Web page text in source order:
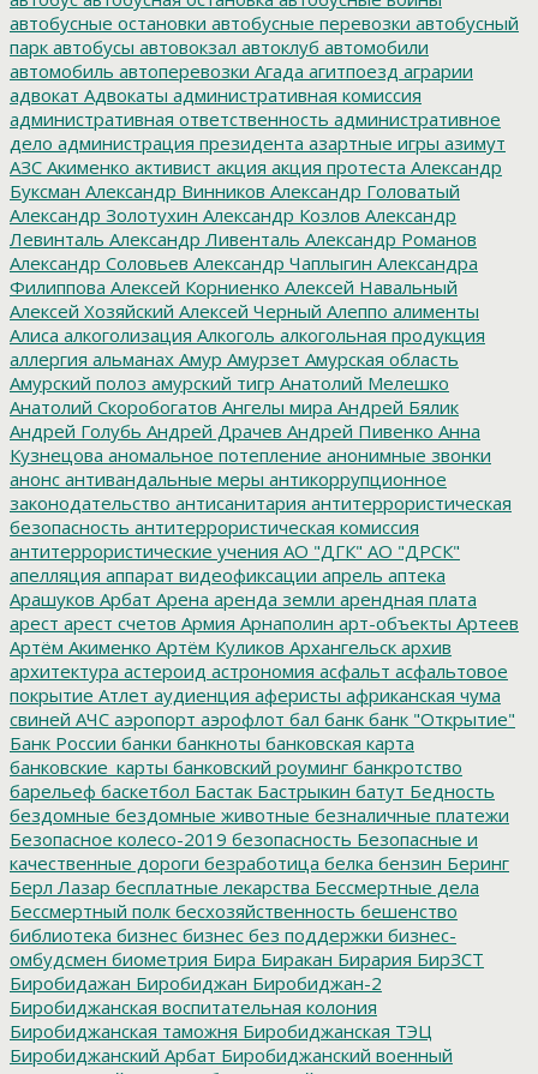
автобусные остановки автобусные перевозки автобусный
парк автобусы автовокзал автоклуб автомобили
автомобиль автоперевозки Агада агитпоезд аграрии
адвокат Адвокаты административная комиссия
административная ответственность административное
дело администрация президента азартные игры азимут
АЗС Акименко активист акция акция протеста Александр
Буксман Александр Винников Александр Головатый
Александр Золотухин Александр Козлов Александр
Левинталь Александр Ливенталь Александр Романов
Александр Соловьев Александр Чаплыгин Александра
Филиппова Алексей Корниенко Алексей Навальный
Алексей Хозяйский Алексей Черный Алеппо алименты
Алиса алкоголизация Алкоголь алкогольная продукция
аллергия альманах Амур Амурзет Амурская область
Амурский полоз амурский тигр Анатолий Мелешко
Анатолий Скоробогатов Ангелы мира Андрей Бялик
Андрей Голубь Андрей Драчев Андрей Пивенко Анна
Кузнецова аномальное потепление анонимные звонки
анонс антивандальные меры антикоррупционное
законодательство антисанитария антитеррористическая
безопасность антитеррористическая комиссия
антитеррористические учения АО "ДГК" АО "ДРСК"
апелляция аппарат видеофиксации апрель аптека
Арашуков Арбат Арена аренда земли арендная плата
арест арест счетов Армия Арнаполин арт-объекты Артеев
Артём Акименко Артём Куликов Архангельск архив
архитектура астероид астрономия асфальт асфальтовое
покрытие Атлет аудиенция аферисты африканская чума
свиней АЧС аэропорт аэрофлот бал банк банк "Открытие"
Банк России банки банкноты банковская карта
банковские_карты банковский роуминг банкротство
барельеф баскетбол Бастак Бастрыкин батут Бедность
бездомные бездомные животные безналичные платежи
Безопасное колесо-2019 безопасность Безопасные и
качественные дороги безработица белка бензин Беринг
Берл Лазар бесплатные лекарства Бессмертные дела
Бессмертный полк бесхозяйственность бешенство
библиотека бизнес бизнес без поддержки бизнес-
омбудсмен биометрия Бира Биракан Бирария БирЗСТ
Биробидажан Биробиджан Биробиджан-2
Биробиджанская воспитательная колония
Биробиджанская таможня Биробиджанская ТЭЦ
Биробиджанский Арбат Биробиджанский военный